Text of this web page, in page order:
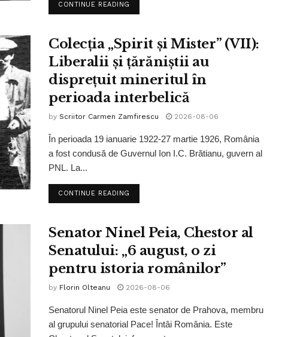
CONTINUE READING
Colecția „Spirit și Mister” (VII):
Liberalii și țărăniștii au
disprețuit mineritul în
perioada interbelică
by Scriitor Carmen Zamfirescu 2026-08-06
În perioada 19 ianuarie 1922-27 martie 1926, România
a fost condusă de Guvernul Ion I.C. Brătianu, guvern al
PNL. La...
CONTINUE READING
Senator Ninel Peia, Chestor al
Senatului: „6 august, o zi
pentru istoria românilor”
by Florin Olteanu 2026-08-06
Senatorul Ninel Peia este senator de Prahova, membru
al grupului senatorial Pace! Întâi România. Este